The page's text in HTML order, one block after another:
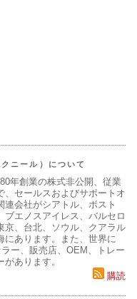
ニール）について
年創業の株式非公開、従業
、セールスおよびサポートオ
連会社がシアトル、ボスト
ブエノスアイレス、バルセロ
京、台北、ソウル、クアラル
にあります。また、世界に
ー、販売店、OEM、トレー
あります。
購読